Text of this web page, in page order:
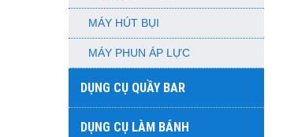
MÁY HÚT BỤI
MÁY PHUN ÁP LỰC
DỤNG CỤ QUẦY BAR
DỤNG CỤ LÀM BÁNH